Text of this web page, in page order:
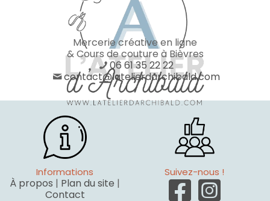
Mercerie créative en ligne
& Cours de couture à Bièvres
06 61 35 22 22
contact@latelierdarchibald.com
Informations
À propos | Plan du site |
Contact
Suivez-nous !